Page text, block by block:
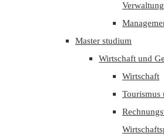
Verwaltung
Master studium
Wirtschaft und
Wirtschaft
Tourismus